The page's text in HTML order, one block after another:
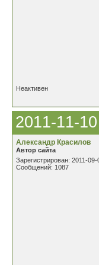
Неактивен
2011-11-
Александр Красилов
Автор сайта
Зарегистрирован: 2011-09-
Сообщений: 1087